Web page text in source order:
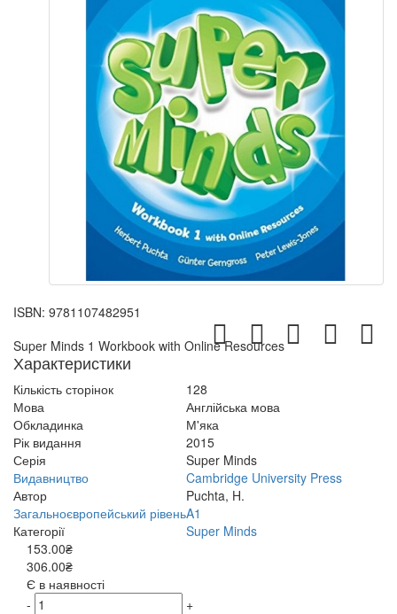
ISBN: 9781107482951
Super Minds 1 Workbook with Online Resources
Характеристики
Кількість сторінок
128
Мова
Англійська мова
Обкладинка
М'яка
Рік видання
2015
Серія
Super Minds
Видавництво
Cambridge University Press
Автор
Puchta, H.
Загальноєвропейський рівеньA1
Категорії
Super Minds
153.00₴
306.00₴
Є в наявності
-
+